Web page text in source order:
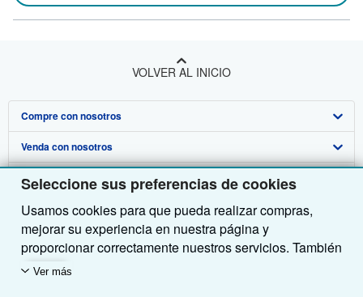
Seleccione sus preferencias de cookies
Usamos cookies para que pueda realizar compras,
mejorar su experiencia en nuestra página y
proporcionar correctamente nuestros servicios. También
utilizamos cookies para comprender el modo en que los
Ver más
VOLVER AL INICIO
Compre con nosotros
Búsqueda avanzada
Colecciones
Mi cuenta
Mis pedidos
Ver carrito
Venda con nosotros
Comenzar a vender
Únase a nuestro programa de afiliados
Recomiende un vendedor
Sobre nosotros
Sobre IberLibro
Medios
Empleo
Obtener Ayuda
Preguntas frecuentes y guías
Atención al Cliente
Otras compañías de AbeBooks
AbeBooks.com
Siga a IberLibro